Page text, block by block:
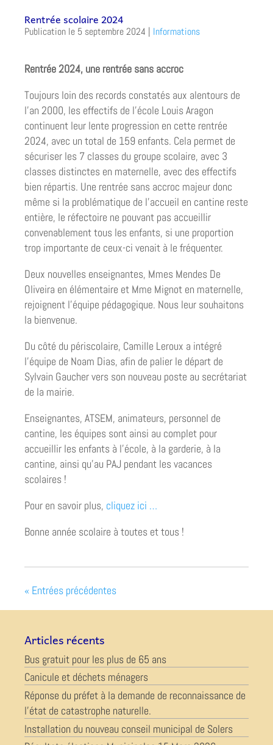
Rentrée scolaire 2024
5 septembre 2024 | Informations
Rentrée 2024, une rentrée sans accroc
Toujours loin des records constatés aux alentours de
l’an 2000, les effectifs de l’école Louis Aragon
continuent leur lente progression en cette rentrée
2024, avec un total de 159 enfants. Cela permet de
sécuriser les 7 classes du groupe scolaire, avec 3
classes distinctes en maternelle, avec des effectifs
bien répartis. Une rentrée sans accroc majeur donc
même si la problématique de l’accueil en cantine reste
entière, le réfectoire ne pouvant pas accueillir
convenablement tous les enfants, si une proportion
trop importante de ceux-ci venait à le fréquenter.
Deux nouvelles enseignantes, Mmes Mendes De
Oliveira en élémentaire et Mme Mignot en maternelle,
rejoignent l’équipe pédagogique. Nous leur souhaitons
la bienvenue.
Du côté du périscolaire, Camille Leroux a intégré
l’équipe de Noam Dias, afin de palier le départ de
Sylvain Gaucher vers son nouveau poste au secrétariat
de la mairie.
Enseignantes, ATSEM, animateurs, personnel de
cantine, les équipes sont ainsi au complet pour
accueillir les enfants à l’école, à la garderie, à la
cantine, ainsi qu’au PAJ pendant les vacances
scolaires !
Pour en savoir plus, cliquez ici …
Bonne année scolaire à toutes et tous !
« Entrées précédentes
Articles récents
Bus gratuit pour les plus de 65 ans
Canicule et déchets ménagers
Réponse du préfet à la demande de reconnaissance de
l’état de catastrophe naturelle.
Installation du nouveau conseil municipal de Solers